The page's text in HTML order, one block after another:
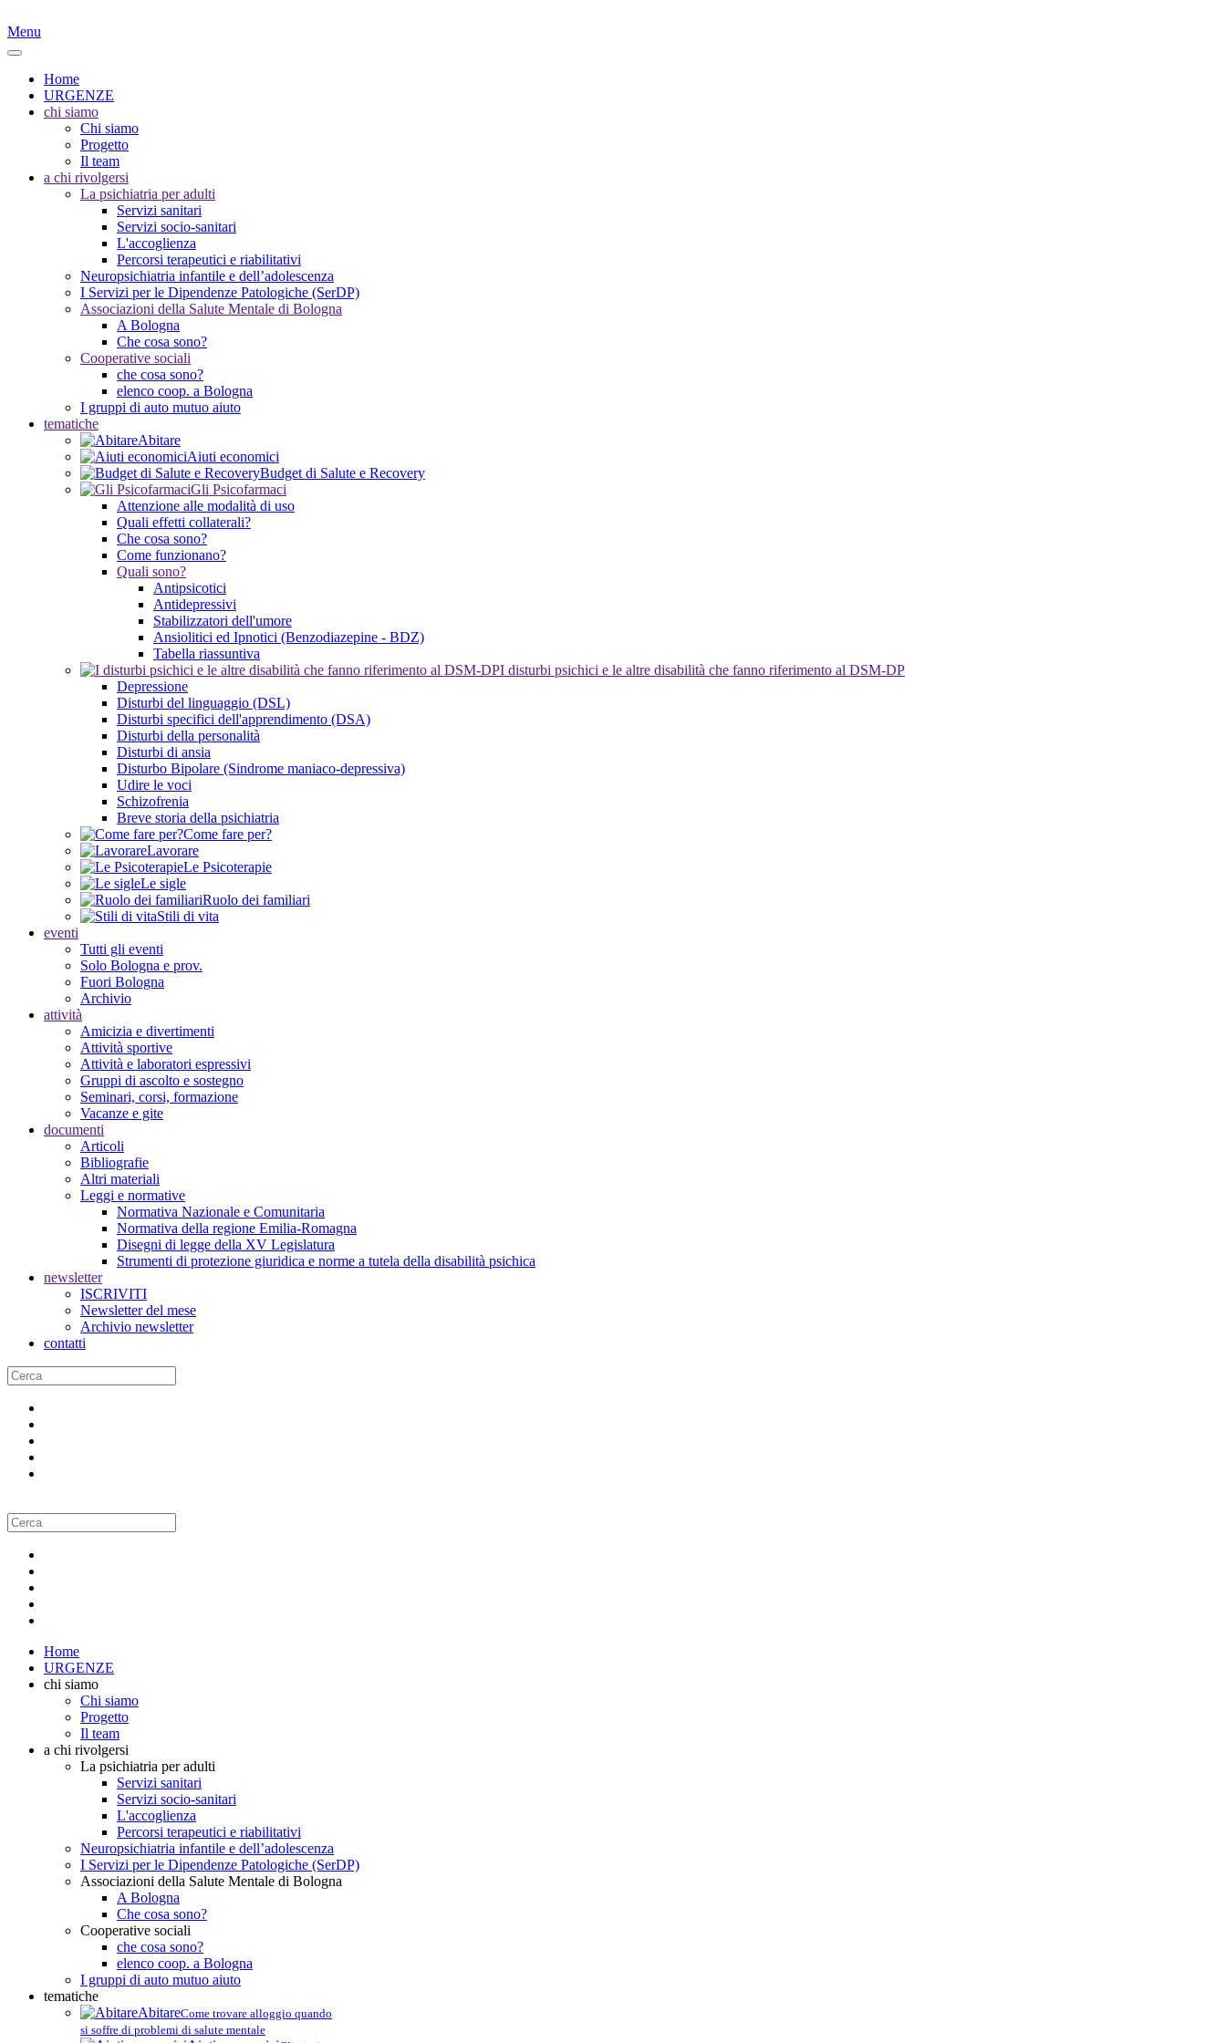
Menu
Home
URGENZE
chi siamo
Chi siamo
Progetto
Il team
a chi rivolgersi
La psichiatria per adulti
Servizi sanitari
Servizi socio-sanitari
L'accoglienza
Percorsi terapeutici e riabilitativi
Neuropsichiatria infantile e dell’adolescenza
I Servizi per le Dipendenze Patologiche (SerDP)
Associazioni della Salute Mentale di Bologna
A Bologna
Che cosa sono?
Cooperative sociali
che cosa sono?
elenco coop. a Bologna
I gruppi di auto mutuo aiuto
tematiche
Abitare
Aiuti economici
Budget di Salute e Recovery
Gli Psicofarmaci
Attenzione alle modalità di uso
Quali effetti collaterali?
Che cosa sono?
Come funzionano?
Quali sono?
Antipsicotici
Antidepressivi
Stabilizzatori dell'umore
Ansiolitici ed Ipnotici (Benzodiazepine - BDZ)
Tabella riassuntiva
I disturbi psichici e le altre disabilità che fanno riferimento al DSM-DP
Depressione
Disturbi del linguaggio (DSL)
Disturbi specifici dell'apprendimento (DSA)
Disturbi della personalità
Disturbi di ansia
Disturbo Bipolare (Sindrome maniaco-depressiva)
Udire le voci
Schizofrenia
Breve storia della psichiatria
Come fare per?
Lavorare
Le Psicoterapie
Le sigle
Ruolo dei familiari
Stili di vita
eventi
Tutti gli eventi
Solo Bologna e prov.
Fuori Bologna
Archivio
attività
Amicizia e divertimenti
Attività sportive
Attività e laboratori espressivi
Gruppi di ascolto e sostegno
Seminari, corsi, formazione
Vacanze e gite
documenti
Articoli
Bibliografie
Altri materiali
Leggi e normative
Normativa Nazionale e Comunitaria
Normativa della regione Emilia-Romagna
Disegni di legge della XV Legislatura
Strumenti di protezione giuridica e norme a tutela della disabilità psichica
newsletter
ISCRIVITI
Newsletter del mese
Archivio newsletter
contatti
Home
URGENZE
chi siamo
Chi siamo
Progetto
Il team
a chi rivolgersi
La psichiatria per adulti
Servizi sanitari
Servizi socio-sanitari
L'accoglienza
Percorsi terapeutici e riabilitativi
Neuropsichiatria infantile e dell’adolescenza
I Servizi per le Dipendenze Patologiche (SerDP)
Associazioni della Salute Mentale di Bologna
A Bologna
Che cosa sono?
Cooperative sociali
che cosa sono?
elenco coop. a Bologna
I gruppi di auto mutuo aiuto
tematiche
AbitareCome trovare alloggio quando
si soffre di problemi di salute mentale